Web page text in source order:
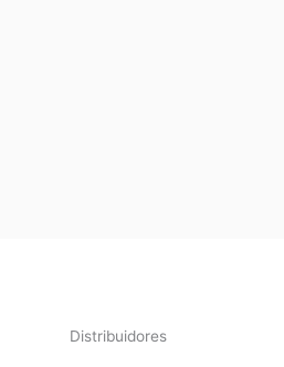
Distribuidores